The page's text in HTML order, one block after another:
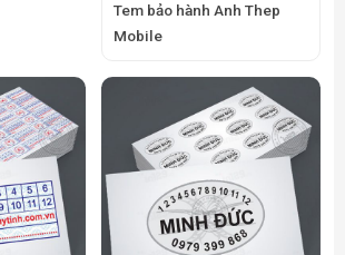
Tem bảo hành Anh Thep
Mobile